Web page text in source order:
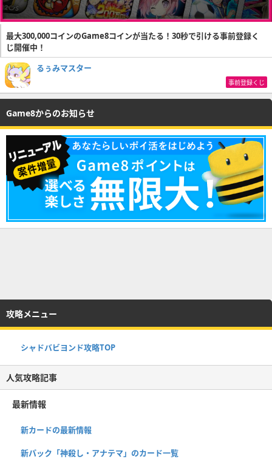
最大300,000コインのGame8コインが当たる！30秒で引ける事前登録く
じ開催中！
るぅみマスター
事前登録くじ
Game8からのお知らせ
攻略メニュー
シャドバビヨンド攻略TOP
人気攻略記事
最新情報
新カードの最新情報
新パック「神殺し・アナテマ」のカード一覧